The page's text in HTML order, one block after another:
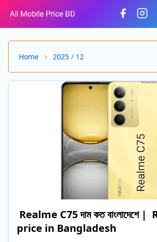
Home 2025 / 12
Realme C75 দাম কত বাংলাদেশে
price in Bangladesh